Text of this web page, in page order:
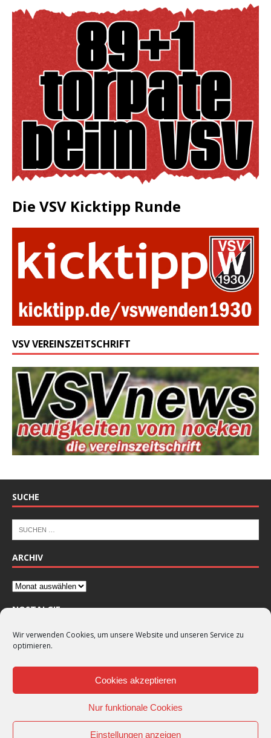
Wir verwenden Cookies, um unsere Website und unseren Service zu
optimieren.
Cookies akzeptieren
Nur funktionale Cookies
Einstellungen anzeigen
Die VSV Kicktipp Runde
VSV VEREINSZEITSCHRIFT
SUCHE
ARCHIV
NOSTALGIE